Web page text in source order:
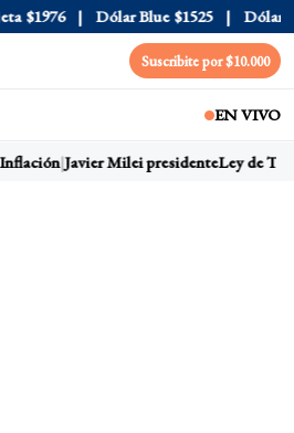
Dólar Blue $1525 Dólar CCL
Suscribite por $10.000
EN VIVO
Javier Milei presidenteLey de